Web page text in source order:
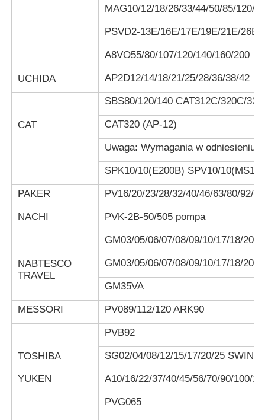
MAG10/12/18/26/33/44/50/85/120/
PSVD2-13E/16E/17E/19E/21E/26E/
UCHIDA
A8VO55/80/107/120/140/160/200
AP2D12/14/18/21/25/28/36/38/42
CAT
SBS80/120/140 CAT312C/320C/
CAT320 (AP-12)
Uwaga: Wymagania w odniesieniu
SPK10/10(E200B) SPV10/
PAKER PV16/20/23/28/32/40/46/63/80/92/
NACHI PVK-2B-50/505 pompa
NABTESCO
TRAVEL
GM03/05/06/07/08/09/10/17/18/20/
GM03/05/06/07/08/09/10/17/18/20/
GM35VA
MESSORI PV089/112/120 ARK90
TOSHIBA
PVB92
SG02/04/08/12/15/17/20/25 SWING
YUKEN A10/16/22/37/40/45/56/70/90/100/
PVG065